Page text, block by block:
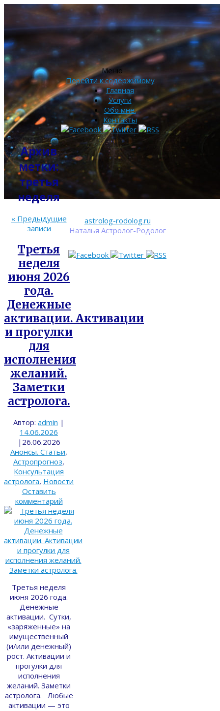
astrolog-rodolog.ru
Наталья Астролог-Родолог
Меню
Перейти к содержимому
Главная
Услуги
Обо мне.
Контакты
Архив
метки:
третья
неделя
«Предыдущие
записи
Третья
неделя
июня 2026
года.
Денежные
активации. Активации
и прогулки
для
исполнения
желаний.
Заметки
астролога.
Автор: admin |
14.06.2026
| 26.06.2026
Анонсы. Статьи,
Астропрогноз,
Консультация
астролога, Новости
Оставить
комментарий
Третья неделя
июня 2026 года.
Денежные
активации. Сутки,
«заряженные» на
имущественный
(и/или денежный)
рост. Активации и
прогулки для
исполнения
желаний. Заметки
астролога. Любые
активации — это